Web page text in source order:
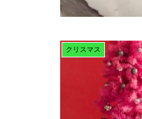
クリスマス